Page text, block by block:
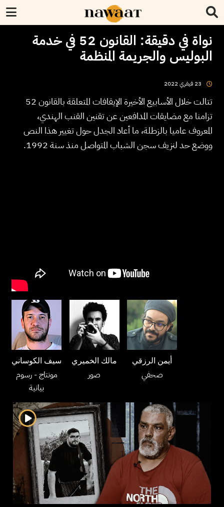
نواة في دقيقة: القانون 52 في خدمة
البوليس والجريمة المنظمة
23 فيفري2022
تتالت خلال الأسابيع الأخيرة الإيقافات المتعلقة بالقانون 52
تزامنا مع مضايقات المدافعين عن تقنين القنب الهندي،
المعروف عاميا بالزطلة، ما أعاد الجدل حول تغيير هذا النص
ووضع حد لنزيف سجن الشباب المتواصل منذ سنة 1992.
سيف الكوساني
مونتاج- رسوم
بيانية
مالك الخميري
صور
أيمن الرزقي
صحفي